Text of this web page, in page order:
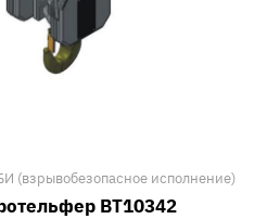
(взрывобезопасное исполнение)
ВТ10342